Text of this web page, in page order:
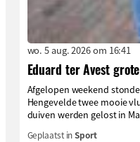
wo. 5 aug. 2026 om 16:41
Eduard ter Avest
Afgelopen weekend
Hengevelde twee mooie
duiven werden gelost in
Geplaatst inSport